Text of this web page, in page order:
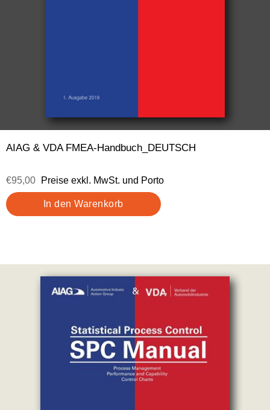
AIAG & VDA FMEA-Handbuch_DEUTSCH
€95,00 Preise exkl. MwSt. und Porto